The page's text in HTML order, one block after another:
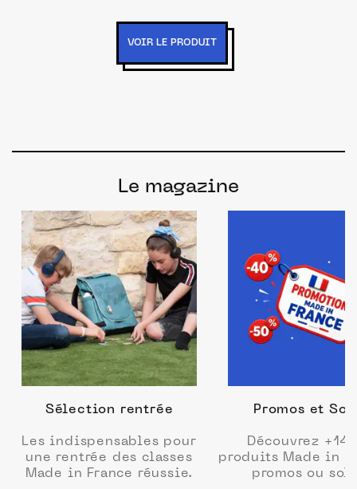
VOIR LE PRODUIT
Le magazine
Sélection rentrée
Les indispensables pour
une rentrée des classes
Made in France réussie.
Promos et
Découvrez +14
produits Made in
promos ou